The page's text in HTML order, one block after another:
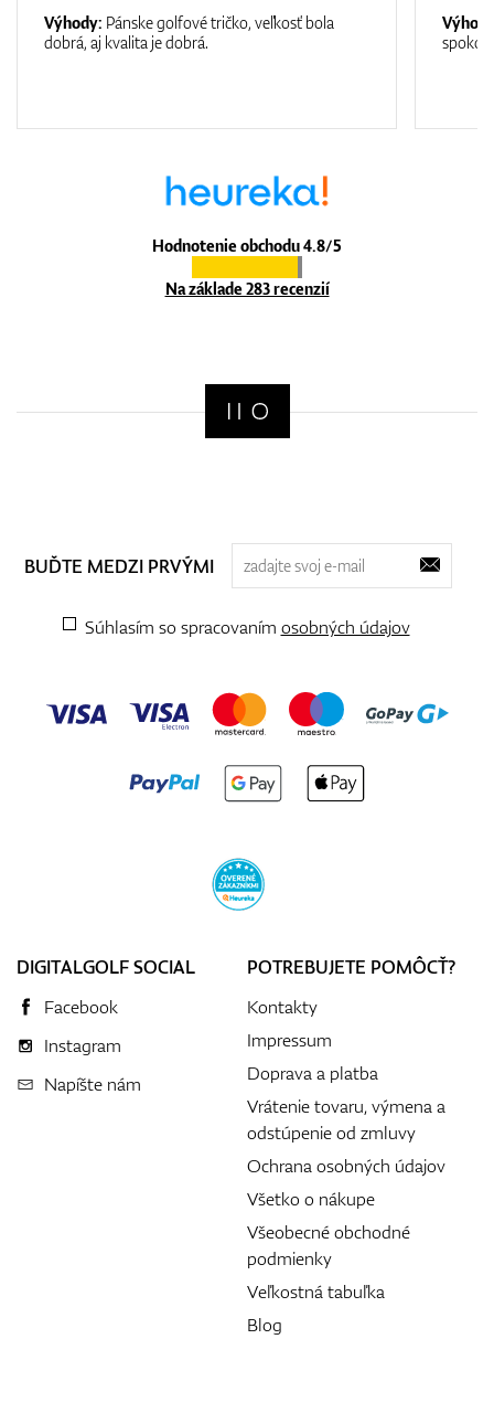
Hodnotenie obchodu 4.8/5
Na základe 283 recenzií
Výhody: Pánske golfové tričko, veľkosť bola
dobrá, aj kvalita je dobrá.
BUĎTE MEDZI PRVÝMI
Súhlasím so spracovaním osobných údajov
DIGITALGOLF SOCIAL
Facebook
Instagram
Napíšte nám
POTREBUJETE POMÔCŤ?
Kontakty
Impressum
Doprava a platba
Vrátenie tovaru, výmena a
odstúpenie od zmluvy
Ochrana osobných údajov
Všetko o nákupe
Všeobecné obchodné
podmienky
Veľkostná tabuľka
Blog